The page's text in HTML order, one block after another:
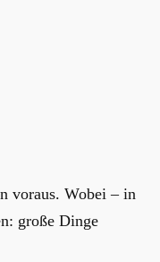
voraus. Wobei – in
große Dinge